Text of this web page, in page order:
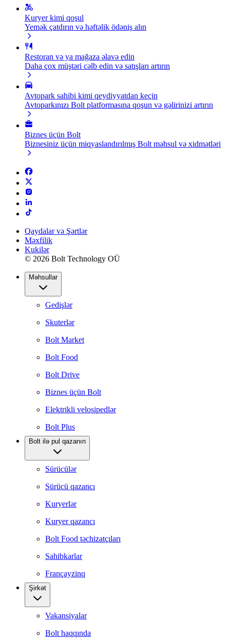
Kuryer kimi qoşul
Yemək çatdırın və həftəlik ödəniş alın
Restoran və ya mağaza əlavə edin
Daha çox müştəri cəlb edin və satışları artırın
Avtopark sahibi kimi qeydiyyatdan keçin
Avtoparkınızı Bolt platformasına qoşun və gəlirinizi artırın
Biznes üçün Bolt
Biznesiniz üçün miqyaslandırılmış Bolt məhsul və xidmətləri
Qaydalar və Şərtlər
Məxfilik
Kukilər
© 2026 Bolt Technology OÜ
Məhsullar
Gedişlər
Skuterlər
Bolt Market
Bolt Food
Bolt Drive
Biznes üçün Bolt
Elektrikli velosipedlər
Bolt Plus
Bolt ilə pul qazanın
Sürücülər
Sürücü qazancı
Kuryerlər
Kuryer qazancı
Bolt Food təchizatçıları
Sahibkarlar
Françayzinq
Şirkət
Vakansiyalar
Bolt haqqında